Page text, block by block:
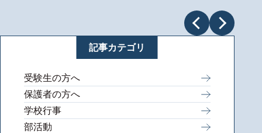
記事カテゴリ
受験生の方へ
保護者の方へ
学校行事
部活動